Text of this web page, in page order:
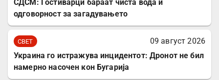
СДСМ: Гостиварци бараат чиста вода и
одговорност за загадувањето
СВЕТ
09 август 2026
Украина го истражува инцидентот: Дронот не бил
намерно насочен кон Бугарија